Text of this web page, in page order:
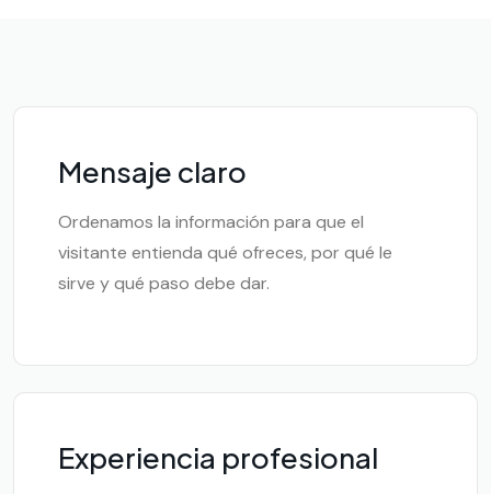
Mensaje claro
Ordenamos la información para que el
visitante entienda qué ofreces, por qué le
sirve y qué paso debe dar.
Experiencia profesional